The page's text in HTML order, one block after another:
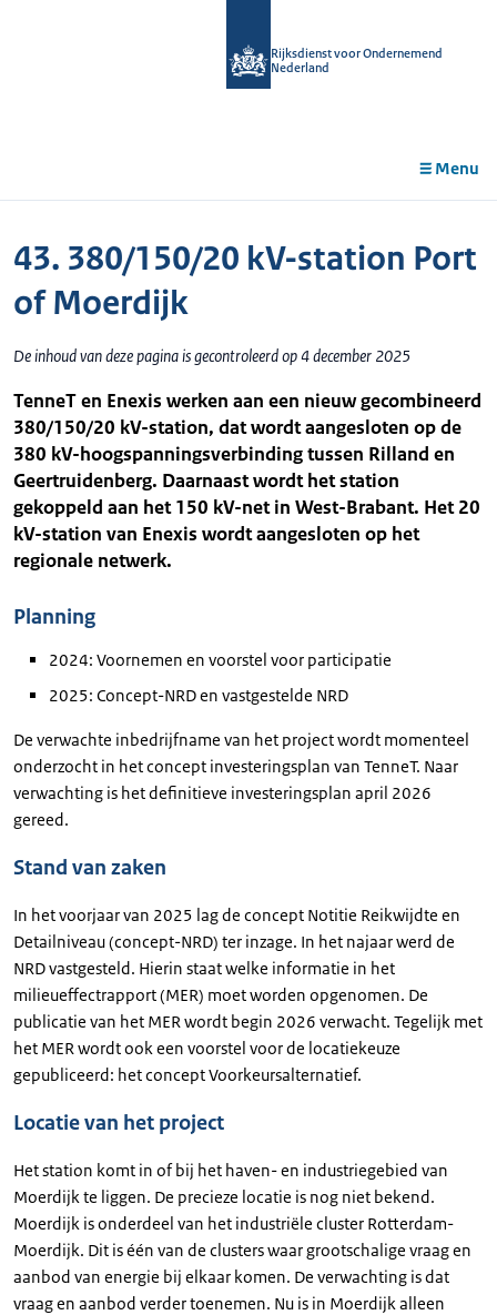
Rijksdienst voor Ondernemend
Nederland
Menu
43. 380/150/20 kV-station Port
of Moerdijk
De inhoud van deze pagina is gecontroleerd op 4 december 2025
TenneT en Enexis werken aan een nieuw gecombineerd
380/150/20 kV-station, dat wordt aangesloten op de
380 kV-hoogspanningsverbinding tussen Rilland en
Geertruidenberg. Daarnaast wordt het station
gekoppeld aan het 150 kV-net in West-Brabant. Het 20
kV-station van Enexis wordt aangesloten op het
regionale netwerk.
Planning
2024: Voornemen en voorstel voor participatie
2025: Concept-NRD en vastgestelde NRD
De verwachte inbedrijfname van het project wordt momenteel
onderzocht in het concept investeringsplan van TenneT. Naar
verwachting is het definitieve investeringsplan april 2026
gereed.
Stand van zaken
In het voorjaar van 2025 lag de concept Notitie Reikwijdte en
Detailniveau (concept-NRD) ter inzage. In het najaar werd de
NRD vastgesteld. Hierin staat welke informatie in het
milieueffectrapport (MER) moet worden opgenomen. De
publicatie van het MER wordt begin 2026 verwacht. Tegelijk met
het MER wordt ook een voorstel voor de locatiekeuze
gepubliceerd: het concept Voorkeursalternatief.
Locatie van het project
Het station komt in of bij het haven- en industriegebied van
Moerdijk te liggen. De precieze locatie is nog niet bekend.
Moerdijk is onderdeel van het industriële cluster Rotterdam-
Moerdijk. Dit is één van de clusters waar grootschalige vraag en
aanbod van energie bij elkaar komen. De verwachting is dat
vraag en aanbod verder toenemen. Nu is in Moerdijk alleen